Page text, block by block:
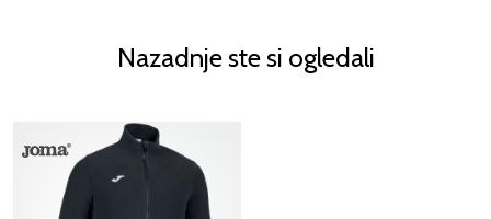
Nazadnje ste si ogledali